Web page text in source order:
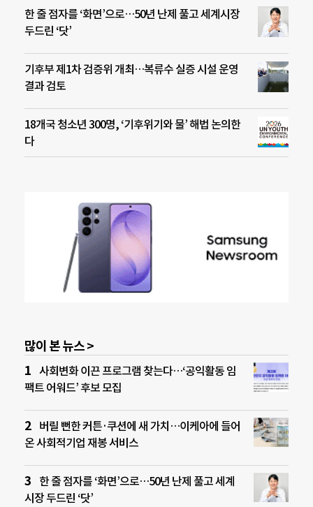
한 줄 점자를 ‘화면’으로…50년 난제 풀고 세계시장
두드린 ‘닷’
기후부 제1차 검증위 개최…복류수 실증 시설 운영
결과 검토
18개국 청소년 300명, ‘기후위기와 물’ 해법 논의한
다
많이 본 뉴스 >
사회변화 이끈 프로그램 찾는다…‘공익활동 임
팩트 어워드’ 후보 모집
버릴 뻔한 커튼·쿠션에 새 가치…이케아에 들어
온 사회적기업 재봉 서비스
한 줄 점자를 ‘화면’으로…50년 난제 풀고 세계
시장 두드린 ‘닷’